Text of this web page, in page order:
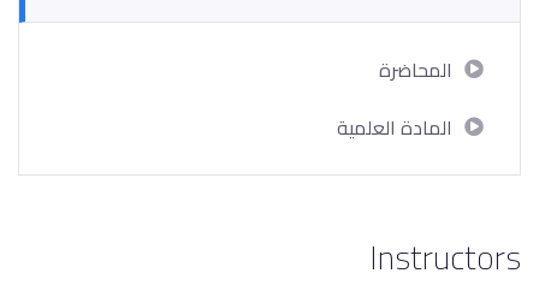
المحاضرة
المادة العلمية
Instructors